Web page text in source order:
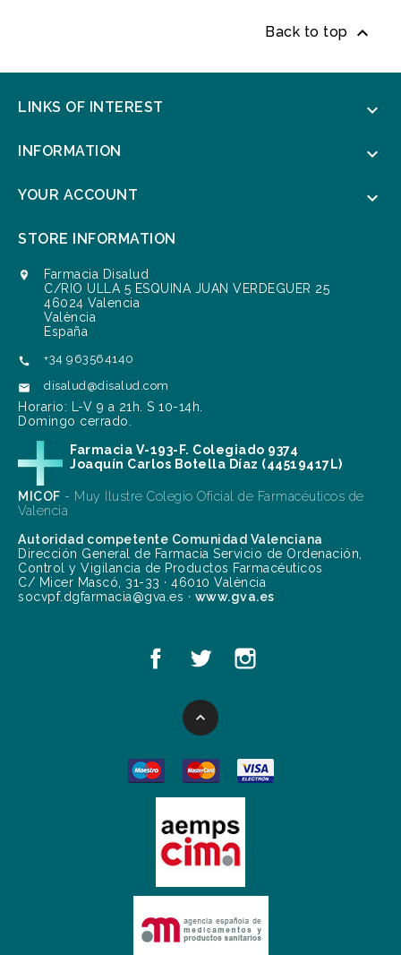
Back to top 
LINKS OF INTEREST 
INFORMATION 
YOUR ACCOUNT 
STORE INFORMATION

Farmacia Disalud
C/RIO ULLA 5 ESQUINA JUAN VERDEGUER 25
46024 Valencia
València
España
 +34 963564140
 disalud@disalud.com
Horario: L-V 9 a 21h. S 10-14h.
Domingo cerrado.
Farmacia V-193-F. Colegiado 9374
Joaquín Carlos Botella Díaz (44519417L)
MICOF - Muy Ilustre Colegio Oficial de Farmacéuticos de
Valencia
Autoridad competente Comunidad Valenciana
Dirección General de Farmacia Servicio de Ordenación,
Control y Vigilancia de Productos Farmacéuticos
C/ Micer Mascó, 31-33 · 46010 València
socvpf.dgfarmacia@gva.es · www.gva.es
